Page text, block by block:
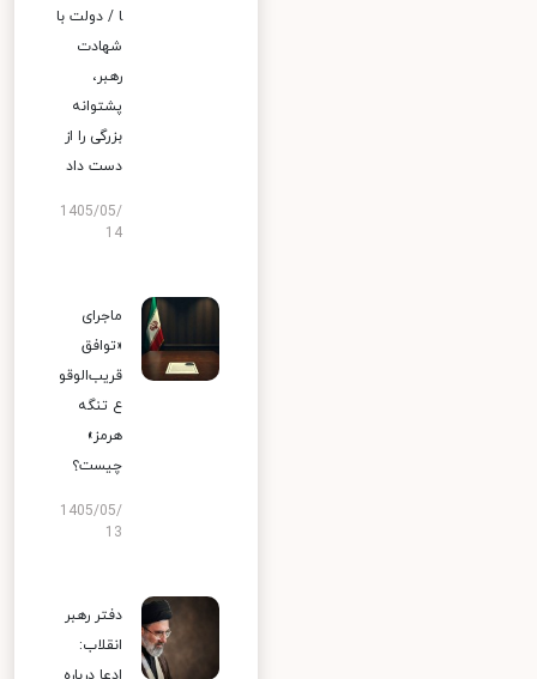
ا / دولت با
شهادت
رهبر،
پشتوانه
بزرگی را از
دست داد
1405/05/
14
ماجرای
«توافق
قریب‌الوقو
ع تنگه
هرمز»
چیست؟
1405/05/
13
دفتر رهبر
انقلاب: